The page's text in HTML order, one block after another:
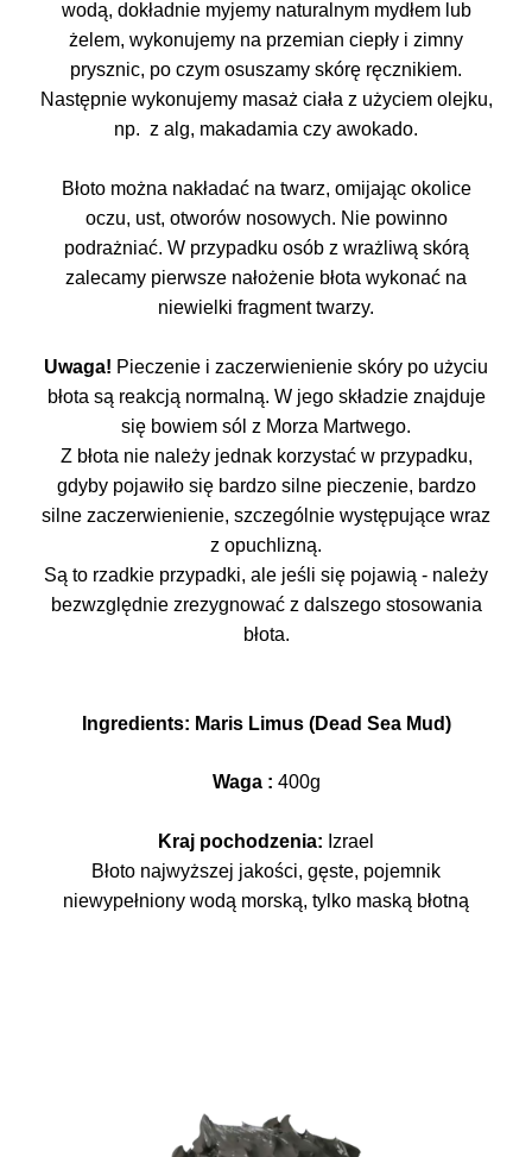
wodą, dokładnie myjemy naturalnym mydłem lub
żelem, wykonujemy na przemian ciepły i zimny
prysznic, po czym osuszamy skórę ręcznikiem.
Następnie wykonujemy masaż ciała z użyciem olejku,
np. z alg, makadamia czy awokado.
Błoto można nakładać na twarz, omijając okolice
oczu, ust, otworów nosowych. Nie powinno
podrażniać. W przypadku osób z wrażliwą skórą
zalecamy pierwsze nałożenie błota wykonać na
niewielki fragment twarzy.
Uwaga! Pieczenie i zaczerwienienie skóry po użyciu
błota są reakcją normalną. W jego składzie znajduje
się bowiem sól z Morza Martwego.
Z błota nie należy jednak korzystać w przypadku,
gdyby pojawiło się bardzo silne pieczenie, bardzo
silne zaczerwienienie, szczególnie występujące wraz
z opuchlizną.
Są to rzadkie przypadki, ale jeśli się pojawią - należy
bezwzględnie zrezygnować z dalszego stosowania
błota.
Ingredients: Maris Limus (Dead Sea Mud)
Waga : 400g
Kraj pochodzenia: Izrael
Błoto najwyższej jakości, gęste, pojemnik
niewypełniony wodą morską, tylko maską błotną